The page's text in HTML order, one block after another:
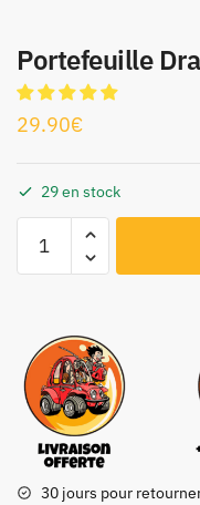
Portefeuille
29.90€
29 en stock
30 jours pour